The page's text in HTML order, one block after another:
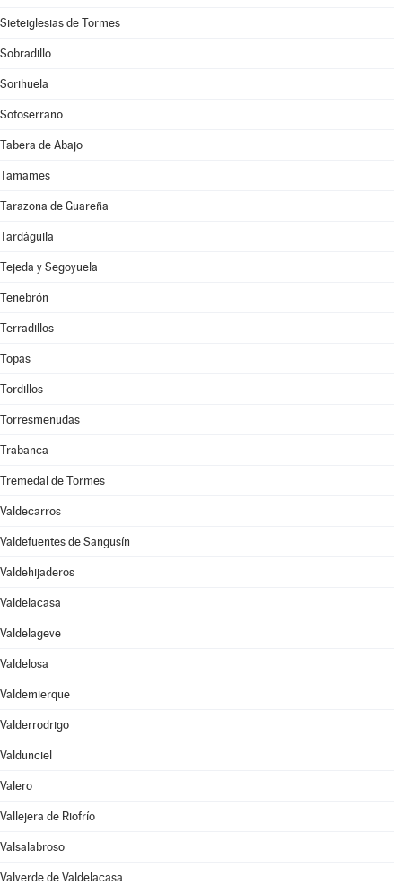
Sieteiglesias de Tormes
Sobradillo
Sorihuela
Sotoserrano
Tabera de Abajo
Tamames
Tarazona de Guareña
Tardáguila
Tejeda y Segoyuela
Tenebrón
Terradillos
Topas
Tordillos
Torresmenudas
Trabanca
Tremedal de Tormes
Valdecarros
Valdefuentes de Sangusín
Valdehijaderos
Valdelacasa
Valdelageve
Valdelosa
Valdemierque
Valderrodrigo
Valdunciel
Valero
Vallejera de Riofrío
Valsalabroso
Valverde de Valdelacasa